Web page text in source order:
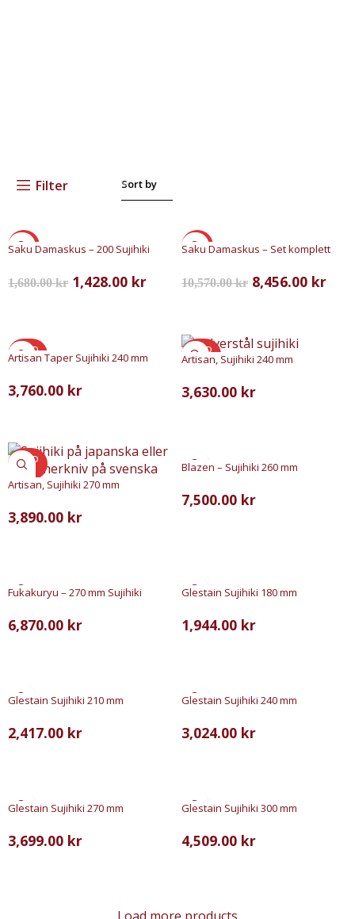
Filter Sort by
SALE
Saku Damaskus – 200 Sujihiki
1,680.00kr 1,428.00 kr
SALE
Saku Damaskus – Set komplett
10,570.00kr 8,456.00 kr
SOLD
OUT
Artisan Taper Sujihiki 240 mm
3,760.00 kr
SOLD
OUT
Artisan, Sujihiki 240 mm
3,630.00 kr
SOLD
OUT
Artisan, Sujihiki 270 mm
3,890.00 kr
Blazen – Sujihiki 260 mm
7,500.00 kr
Fukakuryu – 270 mm Sujihiki
6,870.00 kr
Glestain Sujihiki 180 mm
1,944.00 kr
Glestain Sujihiki 210 mm
2,417.00 kr
Glestain Sujihiki 240 mm
3,024.00 kr
Glestain Sujihiki 270 mm
3,699.00 kr
Glestain Sujihiki 300 mm
4,509.00 kr